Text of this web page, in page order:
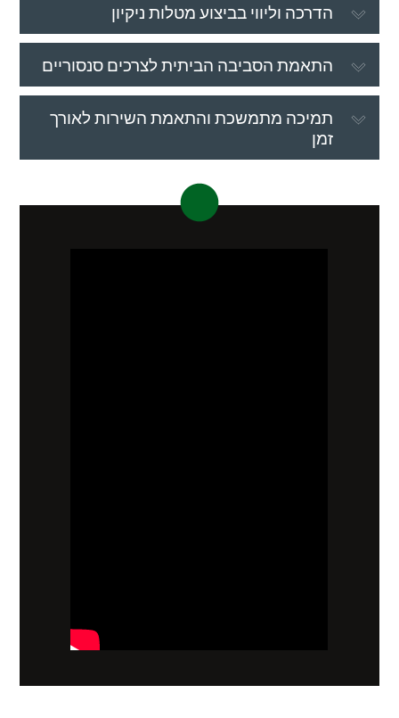
הדרכה וליווי בביצוע מטלות ניקיון
התאמת הסביבה הביתית לצרכים סנסוריים
תמיכה מתמשכת והתאמת השירות לאורך
זמן